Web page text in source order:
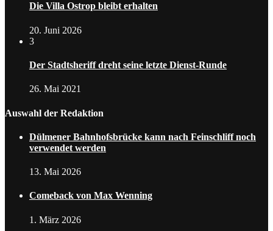
Die Villa Ostrop bleibt erhalten
20. Juni 2026
3
Der Stadtsheriff dreht seine letzte Dienst-Runde
26. Mai 2021
Auswahl der Redaktion
Dülmener Bahnhofsbrücke kann nach Feinschliff noch
verwendet werden
13. Mai 2026
Comeback von Max Wenning
1. März 2026